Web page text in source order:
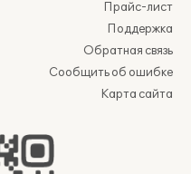
Прайс-лист
Поддержка
Обратная связь
Сообщить об ошибке
Карта сайта